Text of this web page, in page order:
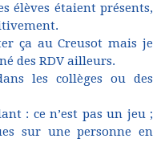
élèves étaient présents,
ça au Creusot mais je
des RDV ailleurs.
les collèges ou des
: ce n’est pas un jeu ;
sur une personne en